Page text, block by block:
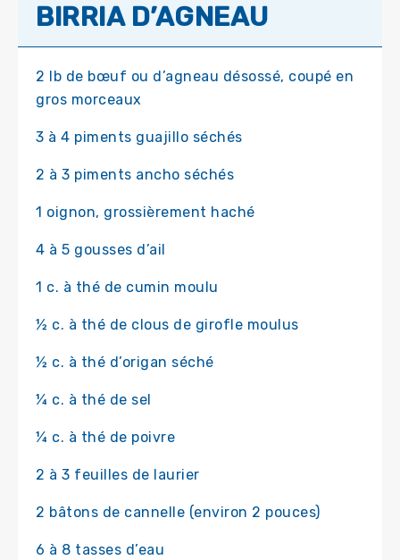
BIRRIA D’AGNEAU
2 lb de bœuf ou d’agneau désossé, coupé en
gros morceaux
3 à 4 piments guajillo séchés
2 à 3 piments ancho séchés
1 oignon, grossièrement haché
4 à 5 gousses d’ail
1 c. à thé de cumin moulu
½ c. à thé de clous de girofle moulus
½ c. à thé d’origan séché
¼ c. à thé de sel
¼ c. à thé de poivre
2 à 3 feuilles de laurier
2 bâtons de cannelle (environ 2 pouces)
6 à 8 tasses d’eau